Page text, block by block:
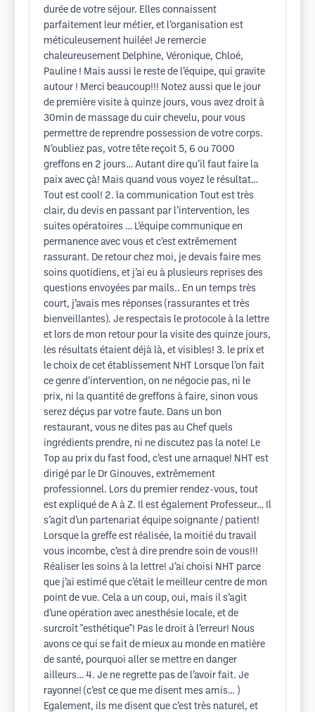
durée de votre séjour. Elles connaissent
parfaitement leur métier, et l’organisation est
méticuleusement huilée! Je remercie
chaleureusement Delphine, Véronique, Chloé,
Pauline ! Mais aussi le reste de l’équipe, qui gravite
autour ! Merci beaucoup!!! Notez aussi que le jour
de première visite à quinze jours, vous avez droit à
30min de massage du cuir chevelu, pour vous
permettre de reprendre possession de votre corps.
N’oubliez pas, votre tête reçoit 5, 6 ou 7000
greffons en 2 jours… Autant dire qu’il faut faire la
paix avec çà! Mais quand vous voyez le résultat…
Tout est cool! 2. la communication Tout est très
clair, du devis en passant par l’intervention, les
suites opératoires … L’équipe communique en
permanence avec vous et c’est extrêmement
rassurant. De retour chez moi, je devais faire mes
soins quotidiens, et j’ai eu à plusieurs reprises des
questions envoyées par mails.. En un temps très
court, j’avais mes réponses (rassurantes et très
bienveillantes). Je respectais le protocole à la lettre
et lors de mon retour pour la visite des quinze jours,
les résultats étaient déjà là, et visibles! 3. le prix et
le choix de cet établissement NHT Lorsque l’on fait
ce genre d’intervention, on ne négocie pas, ni le
prix, ni la quantité de greffons à faire, sinon vous
serez déçus par votre faute. Dans un bon
restaurant, vous ne dites pas au Chef quels
ingrédients prendre, ni ne discutez pas la note! Le
Top au prix du fast food, c’est une arnaque! NHT est
dirigé par le Dr Ginouves, extrêmement
professionnel. Lors du premier rendez-vous, tout
est expliqué de A à Z. Il est également Professeur… Il
s’agit d’un partenariat équipe soignante / patient!
Lorsque la greffe est réalisée, la moitié du travail
vous incombe, c’est à dire prendre soin de vous!!!
Réaliser les soins à la lettre! J’ai choisi NHT parce
que j’ai estimé que c’était le meilleur centre de mon
point de vue. Cela a un coup, oui, mais il s’agit
d’une opération avec anesthésie locale, et de
surcroît "esthétique"! Pas le droit à l’erreur! Nous
avons ce qui se fait de mieux au monde en matière
de santé, pourquoi aller se mettre en danger
ailleurs… 4. Je ne regrette pas de l’avoir fait. Je
rayonne! (c’est ce que me disent mes amis… )
Egalement, ils me disent que c’est très naturel, et